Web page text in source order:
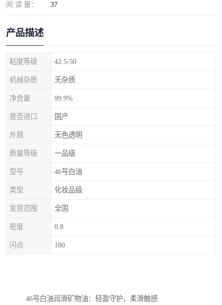
阅 读 量： 37
产品描述
粘度等级 42.5-50
机械杂质 无杂质
净含量 99.9%
是否进口 国产
外观 无色透明
质量等级 一品级
型号 46号白油
类型 化妆品级
发货范围 全国
密度 0.8
闪点 180
46号白油润滑矿物油：轻盈守护，柔滑触感